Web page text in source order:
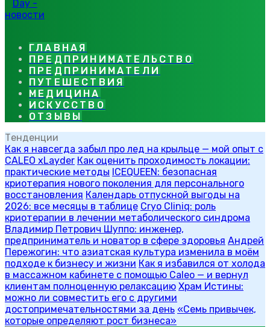
ГЛАВНАЯ
ПРЕДПРИНИМАТЕЛЬСТВО
ПРЕДПРИНИМАТЕЛИ
ПУТЕШЕСТВИЯ
МЕДИЦИНА
ИСКУССТВО
ОТЗЫВЫ
Тенденции
Как я навсегда забыл про лед на крыльце — мой опыт с
CALEO xLayder Как оценить проходимость локации:
практические методы ICEQUEEN: безопасная
криотерапия нового поколения для персонального
восстановления Календарь отпускной выгоды на
2026: все месяцы в таблице Cryo Cliniq: роль
криотерапии в лечении метаболического синдрома
Владимир Петрович Шуппо: инженер,
предприниматель и новатор в сфере здоровья Андрей
Пережогин: что азиатская культура изменила в моём
подходе к бизнесу и жизни Как я избавился от холода
в массажном кабинете с помощью Caleo — и вернул
клиентам полноценную релаксацию Храм Истины:
можно ли совместить его с другими
достопримечательностями за день «Семь привычек,
которые определяют рост бизнеса»